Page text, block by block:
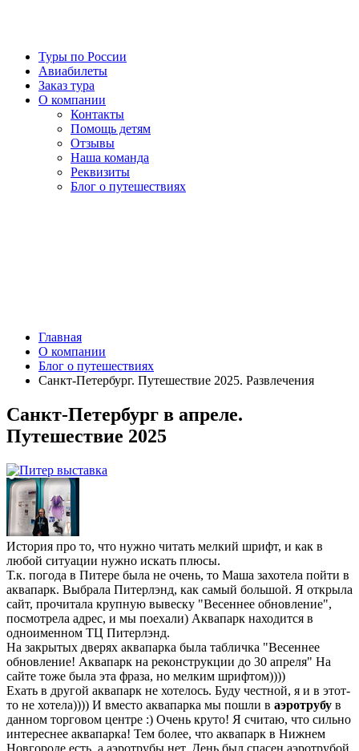
Туры по России
Авиабилеты
Заказ тура
О компании
Контакты
Помощь детям
Отзывы
Наша команда
Реквизиты
Блог о путешествиях
Главная
О компании
Блог о путешествиях
Санкт-Петербург. Путешествие 2025. Развлечения
Санкт-Петербург в апреле.
Путешествие 2025
История про то, что нужно читать мелкий шрифт, и как в
любой ситуации нужно искать плюсы.
Т.к. погода в Питере была не очень, то Маша захотела пойти в
аквапарк. Выбрала Питерлэнд, как самый большой. Я открыла
сайт, прочитала крупную вывеску "Весеннее обновление",
посмотрела адрес, и мы поехали) Аквапарк находится в
одноименном ТЦ Питерлэнд.
На закрытых дверях аквапарка была табличка "Весеннее
обновление! Аквапарк на реконструкции до 30 апреля" На
сайте тоже была эта фраза, но мелким шрифтом))))
Ехать в другой аквапарк не хотелось. Буду честной, я и в этот-
то не хотела)))) И вместо аквапарка мы пошли в аэротрубу в
данном торговом центре :) Очень круто! Я считаю, что сильно
интереснее аквапарка! Тем более, что аквапарк в Нижнем
Новгороде есть, а аэротрубы нет. День был спасен аэротрубой,